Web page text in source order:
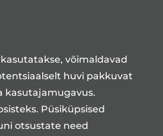
võimaldavad
huvi pakkuvat
kasutajamugavus.
Püsiküpsised
otsustate need